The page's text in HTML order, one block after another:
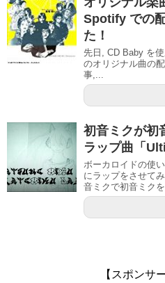
Spotify での
た！
先日, CD Baby を
のオリジナル曲の
事,...
初音ミクが初
ラップ曲「
ボーカロイドの使
にラップをさせて
音ミクで初音ミクを
【スポンサ